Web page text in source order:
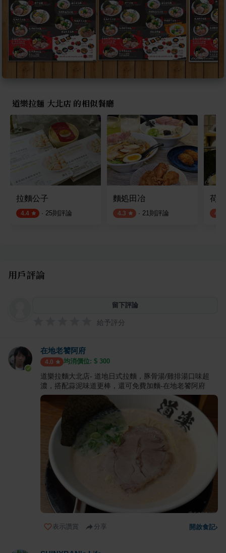
道樂拉麵 大北店 的相似餐廳
拉麵公子
4.4 · 25則評論
麵処田冶
4.3 · 21 則評論
荷
4.0
用戶評論
留下評論
給予評分
在地老饕阿府
4.0 均消價位: $ 300
道樂拉麵大北店- 道地日式拉麵，豚骨湯/雞排湯口味超
濃，搭配蒜泥味道更棒，還可免費加麵-在地老饕阿府
表示讚賞 分享 開啟食記›